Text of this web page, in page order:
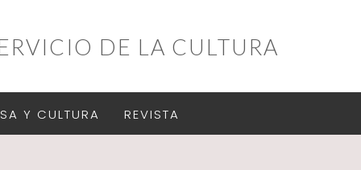
DE LA CULTURA
Y CULTURA REVISTA